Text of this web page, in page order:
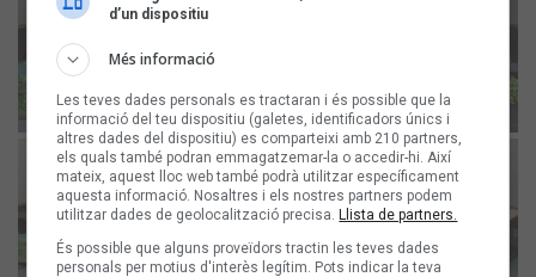
d’un dispositiu
Més informació
Les teves dades personals es tractaran i és possible que la
informació del teu dispositiu (galetes, identificadors únics i
altres dades del dispositiu) es comparteixi amb 210 partners,
els quals també podran emmagatzemar-la o accedir-hi. Així
mateix, aquest lloc web també podrà utilitzar específicament
aquesta informació. Nosaltres i els nostres partners podem
utilitzar dades de geolocalització precisa. Llista de partners.
És possible que alguns proveïdors tractin les teves dades
personals per motius d'interès legítim. Pots indicar la teva